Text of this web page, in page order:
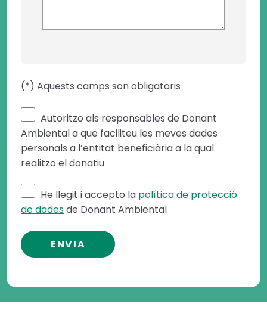
(*) Aquests camps son obligatoris
Autoritzo als responsables de Donant
Ambiental a que faciliteu les meves dades
personals a l’entitat beneficiària a la qual
realitzo el donatiu
He llegit i accepto la política de protecció
de dadesde Donant Ambiental